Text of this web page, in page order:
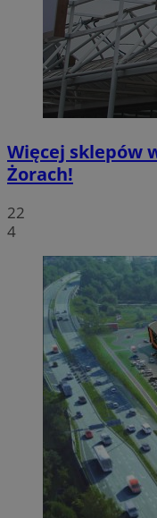
Więcej sklepów
Żorach!
22
4